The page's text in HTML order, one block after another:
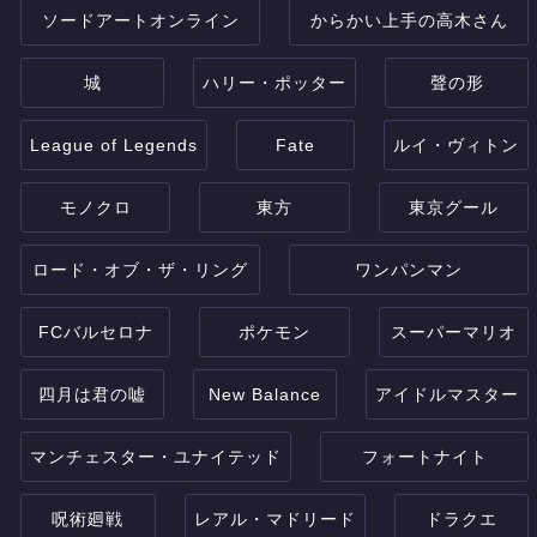
ソードアートオンライン からかい上手の高木さん
城 ハリー・ポッター 聲の形
League of Legends Fate ルイ・ヴィトン
モノクロ 東方 東京グール
ロード・オブ・ザ・リング ワンパンマン
FCバルセロナ ポケモン スーパーマリオ
四月は君の嘘 New Balance アイドルマスター
マンチェスター・ユナイテッド フォートナイト
呪術廻戦 レアル・マドリード ドラクエ